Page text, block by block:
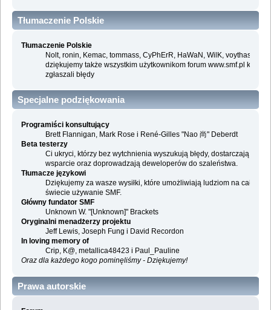
Tłumaczenie Polskie
Tłumaczenie Polskie
Nolt, ronin, Kemac, tommass, CyPhErR, HaWaN, WilK, voythas i
dziękujemy także wszystkim użytkownikom forum www.smf.pl którzy
zgłaszali błędy
Specjalne podziękowania
Programiści konsultujący
Brett Flannigan, Mark Rose i René-Gilles "Nao 尚" Deberdt
Beta testerzy
Ci ukryci, którzy bez wytchnienia wyszukują błędy, dostarczają
wsparcie oraz doprowadzają deweloperów do szaleństwa.
Tłumacze językowi
Dziękujemy za wasze wysiłki, które umożliwiają ludziom na całym
świecie używanie SMF.
Główny fundator SMF
Unknown W. "[Unknown]" Brackets
Oryginalni menadżerzy projektu
Jeff Lewis, Joseph Fung i David Recordon
In loving memory of
Crip, K@, metallica48423 i Paul_Pauline
Oraz dla każdego kogo pominęliśmy - Dziękujemy!
Prawa autorskie